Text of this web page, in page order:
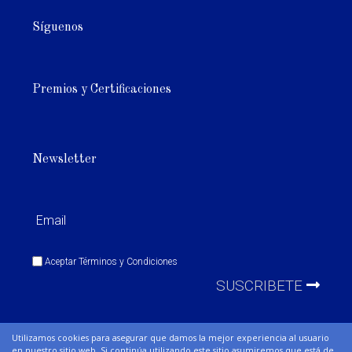
Utilizamos cookies para asegurar que damos la mejor experiencia al usuario
Síguenos
Premios y Certificaciones
Newsletter
AceptarTérminos y Condiciones
SUSCRIBETE